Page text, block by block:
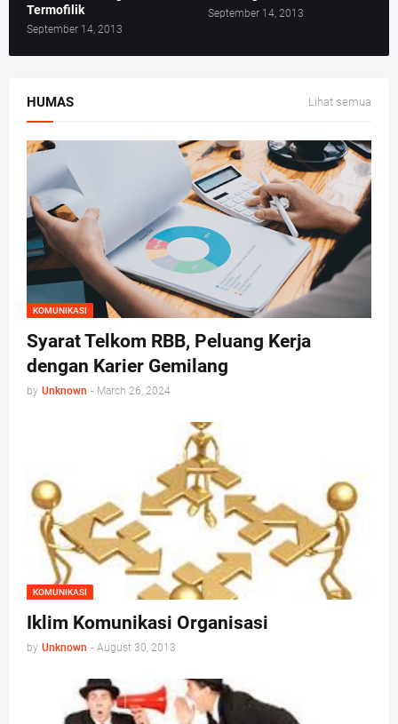
Termofilik
September 14, 2013
September 14, 2013
HUMAS Lihat semua
KOMUNIKASI
Syarat Telkom RBB, Peluang Kerja
dengan Karier Gemilang
by Unknown - March 26, 2024
KOMUNIKASI
Iklim Komunikasi Organisasi
by Unknown - August 30, 2013